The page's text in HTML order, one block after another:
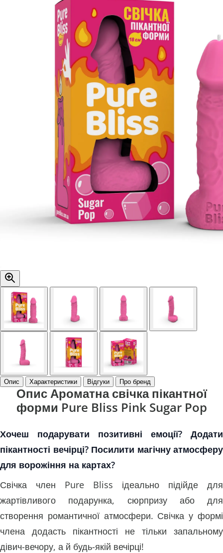
Опис Характеристики Відгуки Про бренд
Опис Ароматна свічка пікантної
форми Pure Bliss Pink Sugar Pop
Хочеш подарувати позитивні емоції? Додати
пікантності вечірці? Посилити магічну атмосферу
для ворожіння на картах?
Свічка член Pure Bliss ідеально підійде для
жартівливого подарунка, сюрпризу або для
створення романтичної атмосфери. Свічка у формі
члена додасть пікантності не тільки запальному
дівич-вечору, а й будь-якій вечірці!